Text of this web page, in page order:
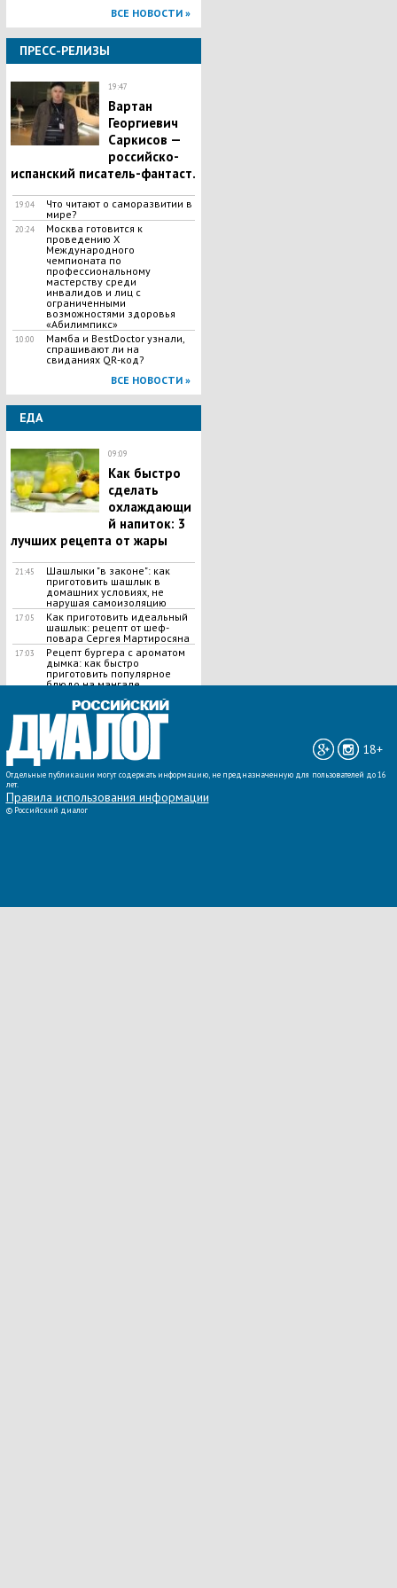
ВСЕ НОВОСТИ »
ПРЕСС-РЕЛИЗЫ
19:47
Вартан
Георгиевич
Саркисов —
российско-
испанский писатель-фантаст.
19:04
Что читают о саморазвитии в
мире?
20:24
Москва готовится к
проведению X
Международного
чемпионата по
профессиональному
мастерству среди
инвалидов и лиц с
ограниченными
возможностями здоровья
«Абилимпикс»
10:00
Мамба и BestDoctor узнали,
спрашивают ли на
свиданиях QR-код?
ВСЕ НОВОСТИ »
ЕДА
09:09
Как быстро
сделать
охлаждающи
й напиток: 3
лучших рецепта от жары
21:45
Шашлыки "в законе": как
приготовить шашлык в
домашних условиях, не
нарушая самоизоляцию
17:05
Как приготовить идеальный
шашлык​: рецепт от шеф-
повара Сергея Мартиросяна
17:03
Рецепт бургера с ароматом
дымка: как быстро
приготовить популярное
блюдо на мангале
ВСЕ НОВОСТИ »
18+
Отдельные публикации могут содержать информацию, не предназначенную для пользователей до 16
лет.
Правила использования информации
© Российский диалог